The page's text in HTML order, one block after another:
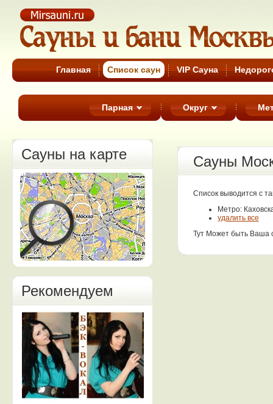
Cауны Москвы
Главная Список cаун VIP Сауна
Парная Округ
Сауны на карте
Рекомендуем
Сауны
Список выводится с
Метро:
удалить все
Тут Может быть Ваша